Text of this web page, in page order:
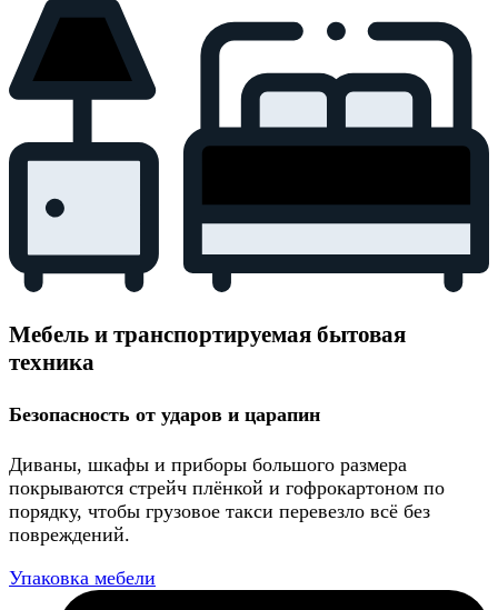
Мебель и транспортируемая бытовая
техника
Безопасность от ударов и царапин
Диваны, шкафы и приборы большого размера
покрываются стрейч плёнкой и гофрокартоном по
порядку, чтобы грузовое такси перевезло всё без
повреждений.
Упаковка мебели